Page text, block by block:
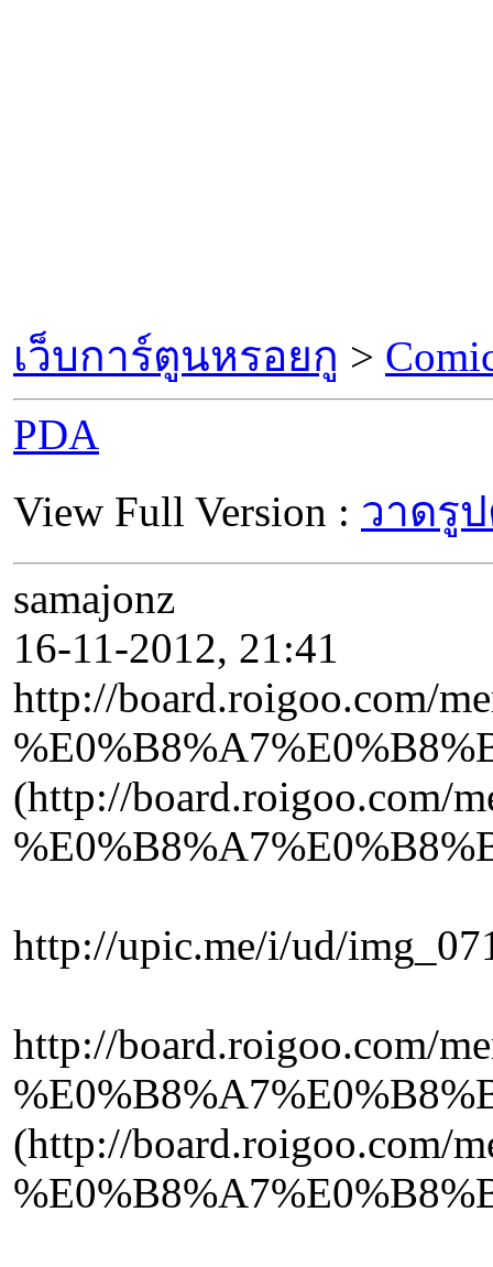
เว็บการ์ตูนหรอยกู >
PDA
View Full Version : วาดรู
samajonz
16-11-2012, 21:41
http://board.roigoo.com/
(http://board.roigoo.com/
http://upic.me/i/ud/
http://board.roigoo.com/
(http://board.roigoo.com/